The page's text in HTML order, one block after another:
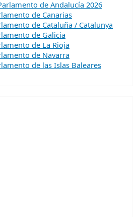
de Andalucía 2026
de Canarias
de Cataluña / Catalunya
de Galicia
de La Rioja
de Navarra
de las Islas Baleares